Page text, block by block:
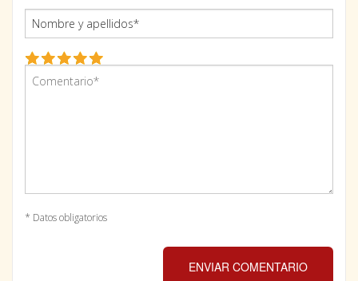
* Datos obligatorios
ENVIAR COMENTARIO